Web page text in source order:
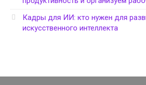
Кадры для ИИ: кто нужен для
искусственного интеллекта